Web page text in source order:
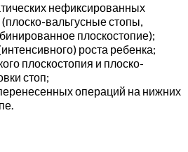
нефиксированных
вальгусные стопы,
плоскостопие);
роста ребенка;
плоскостопия и плоско-
стоп;
операций на нижних